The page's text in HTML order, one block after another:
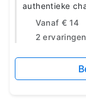
authentieke
Vanaf € 14
2 ervaringen